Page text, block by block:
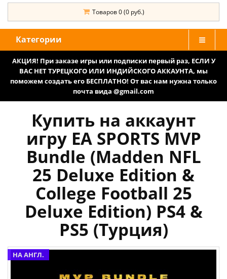
Товаров 0 (0 руб.)
Категории
АКЦИЯ! При заказе игры или подписки первый раз, ЕСЛИ У
ВАС НЕТ ТУРЕЦКОГО ИЛИ ИНДИЙСКОГО АККАУНТА, мы
поможем создать его БЕСПЛАТНО! От вас нам нужна только
почта вида @gmail.com
Купить на аккаунт
игру EA SPORTS MVP
Bundle (Madden NFL
25 Deluxe Edition &
College Football 25
Deluxe Edition) PS4 &
PS5 (Турция)
НА АНГЛ.